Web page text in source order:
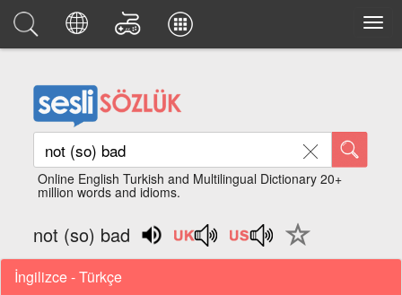
Online English Turkish and Multilingual Dictionary 20+
million words and idioms.
not (so) bad
İngilizce - Türkçe